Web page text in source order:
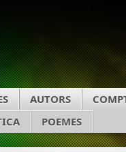
AUTORS
POEMES